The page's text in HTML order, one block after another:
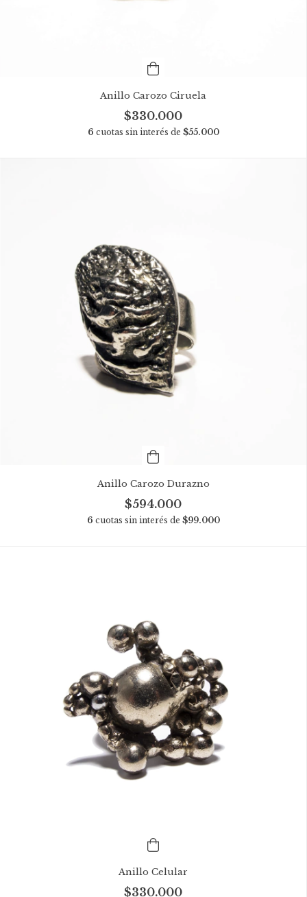
Anillo Carozo Ciruela
$330.000
6 cuotas sin interés de $55.000
Anillo Carozo Durazno
$594.000
6 cuotas sin interés de $99.000
Anillo Celular
$330.000